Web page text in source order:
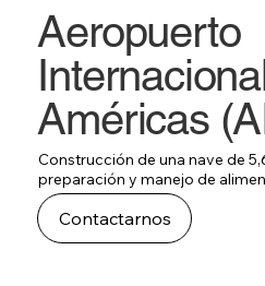
Aeropuerto
Américas
Construcción de una nave de
preparación y manejo de
proyecto se ejecutó dentro del
cumpliendo con estrictos
logísticos, aportando
Contactarnos